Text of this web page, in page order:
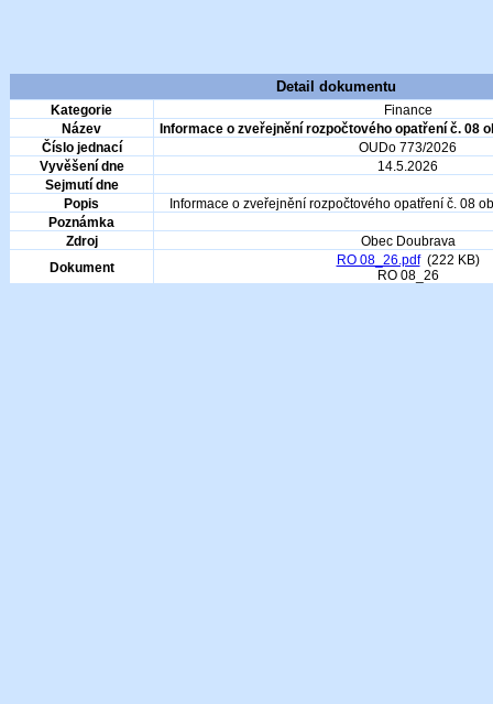
Detail dokumentu
Kategorie
Finance
Název
Informace o zveřejnění rozpočtového opatření č. 08
Číslo jednací
OUDo 773/2026
Vyvěšení dne
14.5.2026
Sejmutí dne
Popis
Informace o zveřejnění rozpočtového opatření č. 08
Poznámka
Zdroj
Obec Doubrava
Dokument
RO 08_26.pdf(222 KB)
RO 08_26